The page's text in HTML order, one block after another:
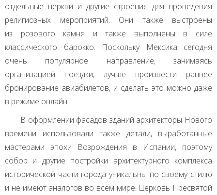
отдельные церкви и другие строения для проведения
религиозных мероприятий. Они также выстроены
из розового камня и также выполнены в силе
классического барокко. Поскольку Мексика сегодня
очень популярное направление, занимаясь
организацией поездки, лучше произвести раннее
бронирование авиабилетов, и сделать это можно даже
в режиме онлайн.
В оформлении фасадов зданий архитекторы Нового
времени использовали также детали, выработанные
мастерами эпохи Возрождения в Испании, поэтому
собор и другие постройки архитектурного комплекса
исторической части города уникальны по своему стилю
и не имеют аналогов во всём мире. Церковь Пресвятой